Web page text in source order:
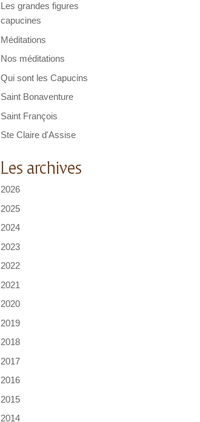
Les grandes figures
capucines
Méditations
Nos méditations
Qui sont les Capucins
Saint Bonaventure
Saint François
Ste Claire d'Assise
Les archives
2026
2025
2024
2023
2022
2021
2020
2019
2018
2017
2016
2015
2014